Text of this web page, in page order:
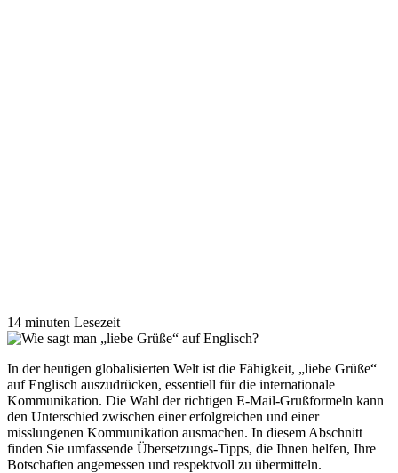
14 minuten Lesezeit
In der heutigen globalisierten Welt ist die Fähigkeit, „liebe Grüße“
auf Englisch auszudrücken, essentiell für die internationale
Kommunikation. Die Wahl der richtigen E-Mail-Grußformeln kann
den Unterschied zwischen einer erfolgreichen und einer
misslungenen Kommunikation ausmachen. In diesem Abschnitt
finden Sie umfassende Übersetzungs-Tipps, die Ihnen helfen, Ihre
Botschaften angemessen und respektvoll zu übermitteln.